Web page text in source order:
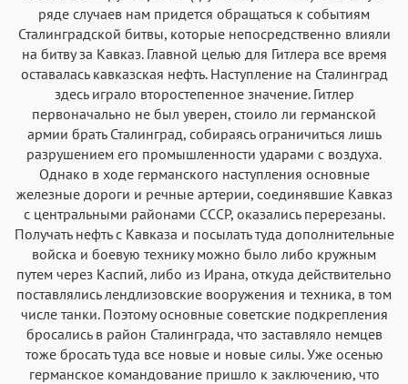
ряде случаев нам придется обращаться к событиям
Сталинградской битвы, которые непосредственно влияли
на битву за Кавказ. Главной целью для Гитлера все время
оставалась кавказская нефть. Наступление на Сталинград
здесь играло второстепенное значение. Гитлер
первоначально не был уверен, стоило ли германской
армии брать Сталинград, собираясь ограничиться лишь
разрушением его промышленности ударами с воздуха.
Однако в ходе германского наступления основные
железные дороги и речные артерии, соединявшие Кавказ
с центральными районами СССР, оказались перерезаны.
Получать нефть с Кавказа и посылать туда дополнительные
войска и боевую технику можно было либо кружным
путем через Каспий, либо из Ирана, откуда действительно
поставлялись лендлизовские вооружения и техника, в том
числе танки. Поэтому основные советские подкрепления
бросались в район Сталинграда, что заставляло немцев
тоже бросать туда все новые и новые силы. Уже осенью
германское командование пришло к заключению, что